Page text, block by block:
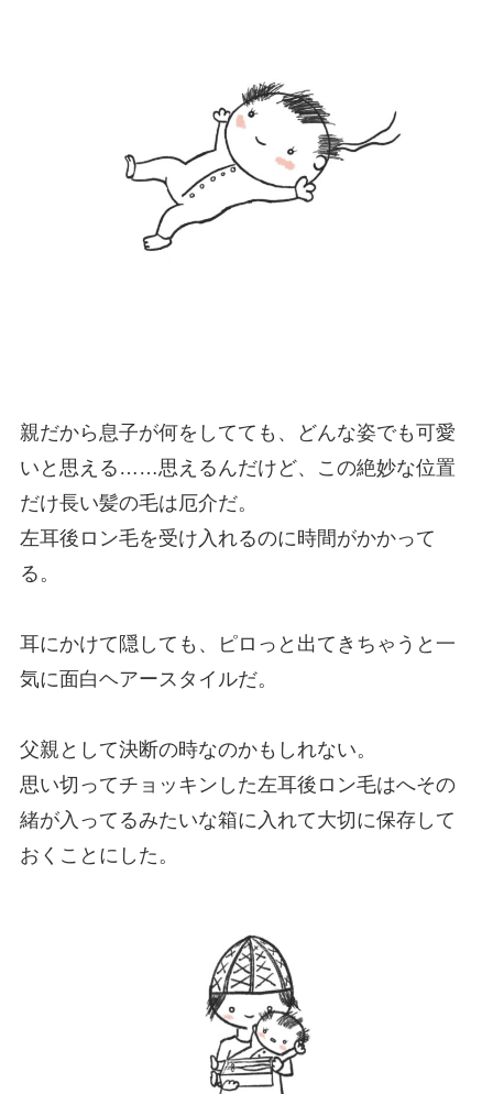
親だから息子が何をしてても、どんな姿でも可愛
いと思える……思えるんだけど、この絶妙な位置
だけ長い髪の毛は厄介だ。
左耳後ロン毛を受け入れるのに時間がかかって
る。
耳にかけて隠しても、ピロっと出てきちゃうと一
気に面白ヘアースタイルだ。
父親として決断の時なのかもしれない。
思い切ってチョッキンした左耳後ロン毛はへその
緒が入ってるみたいな箱に入れて大切に保存して
おくことにした。